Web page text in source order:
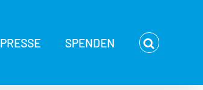
PRESSE SPENDEN